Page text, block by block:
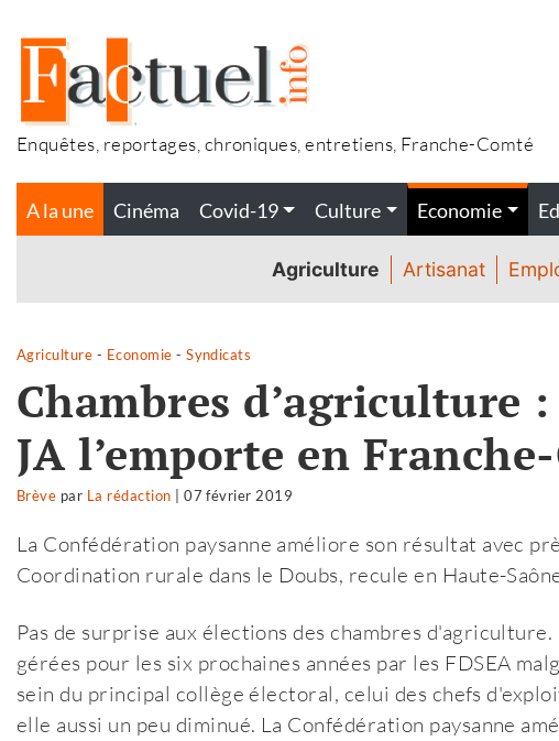
contenu
Enquêtes, reportages, chroniques, entretiens, Franche-Comté
A la une Cinéma Covid-19 Culture Economie
Agriculture Artisanat
Agriculture - Economie -Syndicats
Chambres d’agriculture :
JA l’emporte en
Brève par La rédaction |07 février 2019
La Confédération paysanne améliore son résultat avec
Coordination rurale dans le Doubs, recule en Haute-
Pas de surprise aux élections des chambres
gérées pour les six prochaines années par les FDSEA
sein du principal collège électoral, celui des chefs
elle aussi un peu diminué. La Confédération paysanne